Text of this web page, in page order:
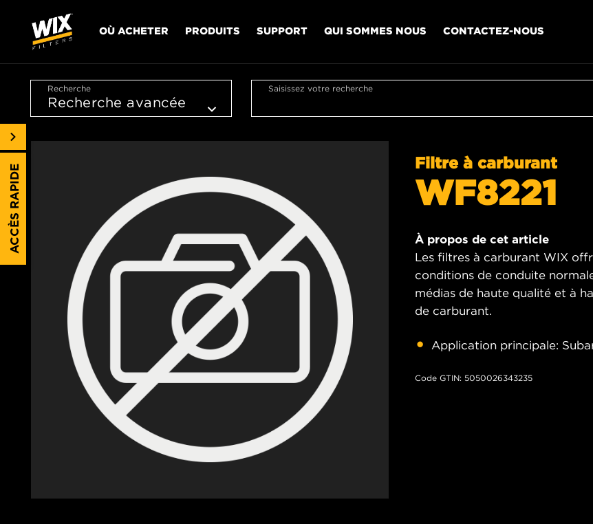
OÙ ACHETER PRODUITS SUPPORT QUI SOMMES NOUS CONTACTEZ-NOUS
Recherche Saisissez votre recherche
Filtre à carburant
WF8221
À propos de cet article
Les filtres à carburant WIX
conditions de conduite
médias de haute qualité et à
de carburant.
Application principale:
Code GTIN: 5050026343235
ACCÈS RAPIDE